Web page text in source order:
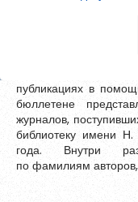
Уважаемые
бюллетень «Новые
специалистов». Это
основным
публикациях в
бюллетене
журналов,
библиотеку имени
года. Внутри
по фамилиям
Сводный план
Современная
Вебинары
Запомнить меня
Восстановить пароль
Зарегистрироваться